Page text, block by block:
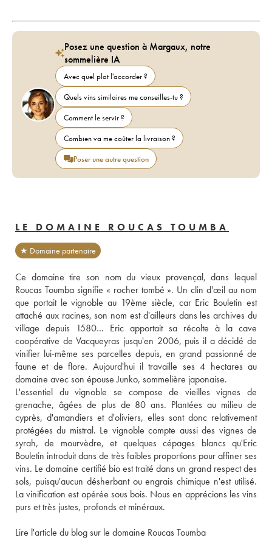
Posez une question à Margaux, notre
sommelière IA
Avec quel plat l'accorder ?
Quels vins similaires me conseilles-tu ?
Comment le servir ?
Combien va me coûter la livraison ?
Poser une autre question
LE DOMAINE ROUCAS TOUMBA
★ Domaine partenaire
Ce domaine tire son nom du vieux provençal, dans lequel
Roucas Toumba signifie « rocher tombé ». Un clin d'œil au nom
que portait le vignoble au 19ème siècle, car Eric Bouletin est
attaché aux racines, son nom est d'ailleurs dans les archives du
village depuis 1580… Eric apportait sa récolte à la cave
coopérative de Vacqueyras jusqu'en 2006, puis il a décidé de
vinifier lui-même ses parcelles depuis, en grand passionné de
faune et de flore. Aujourd'hui il travaille ses 4 hectares au
domaine avec son épouse Junko, sommelière japonaise.
L'essentiel du vignoble se compose de vieilles vignes de
grenache, âgées de plus de 80 ans. Plantées au milieu de
cyprès, d'amandiers et d'oliviers, elles sont donc relativement
protégées du mistral. Le vignoble compte aussi des vignes de
syrah, de mourvèdre, et quelques cépages blancs qu'Eric
Bouletin introduit dans de très faibles proportions pour affiner ses
vins. Le domaine certifié bio est traité dans un grand respect des
sols, puisqu'aucun désherbant ou engrais chimique n'est utilisé.
La vinification est opérée sous bois. Nous en apprécions les vins
purs et très justes, profonds et minéraux.
Lire l'article du blog sur le domaine Roucas Toumba